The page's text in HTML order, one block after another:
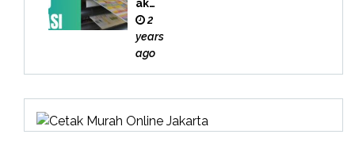
ak
Buk
u
Bek
2
years
ago